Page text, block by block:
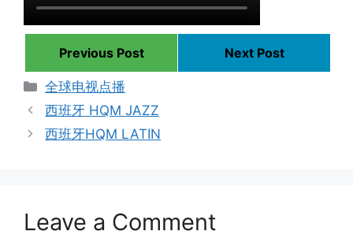
Previous Post
Next Post
Categories
全球电视点播
西班牙 HQM JAZZ
西班牙HQM LATIN
Leave a Comment